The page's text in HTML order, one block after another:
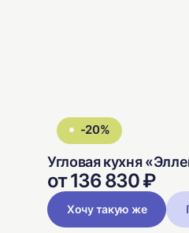
-20%
Угловая кухня
от 136 830 ₽
Хочу такую же